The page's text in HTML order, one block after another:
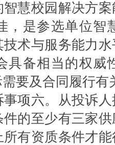
慧校园解决方
，是参选单位智
术与服务能力
具备相当的权威
要及合同履行有
事项六。从投诉
的至少有三家
有资质条件才